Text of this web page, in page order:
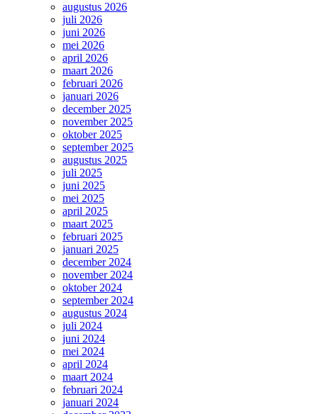
augustus 2026
juli 2026
juni 2026
mei 2026
april 2026
maart 2026
februari 2026
januari 2026
december 2025
november 2025
oktober 2025
september 2025
augustus 2025
juli 2025
juni 2025
mei 2025
april 2025
maart 2025
februari 2025
januari 2025
december 2024
november 2024
oktober 2024
september 2024
augustus 2024
juli 2024
juni 2024
mei 2024
april 2024
maart 2024
februari 2024
januari 2024